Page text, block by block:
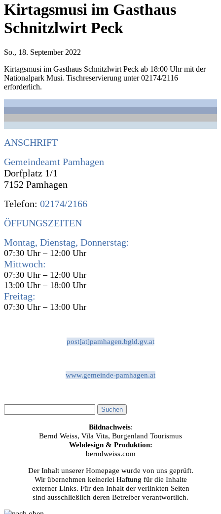
Kirtagsmusi im Gasthaus
Schnitzlwirt Peck
So., 18. September 2022
Kirtagsmusi im Gasthaus Schnitzlwirt Peck ab 18:00 Uhr mit der
Nationalpark Musi. Tischreservierung unter 02174/2116
erforderlich.
ANSCHRIFT
Gemeindeamt Pamhagen
Dorfplatz 1/1
7152 Pamhagen
Telefon: 02174/2166
ÖFFUNGSZEITEN
Montag, Dienstag, Donnerstag:
07:30 Uhr – 12:00 Uhr
Mittwoch:
07:30 Uhr – 12:00 Uhr
13:00 Uhr – 18:00 Uhr
Freitag:
07:30 Uhr – 13:00 Uhr
post[at]pamhagen.bgld.gv.at
www.gemeinde-pamhagen.at
Bildnachweis:
Bernd Weiss, Vila Vita, Burgenland Tourismus
Webdesign & Produktion:
berndweiss.com
Der Inhalt unserer Homepage wurde von uns geprüft.
Wir übernehmen keinerlei Haftung für die Inhalte
externer Links. Für den Inhalt der verlinkten Seiten
sind ausschließlich deren Betreiber verantwortlich.